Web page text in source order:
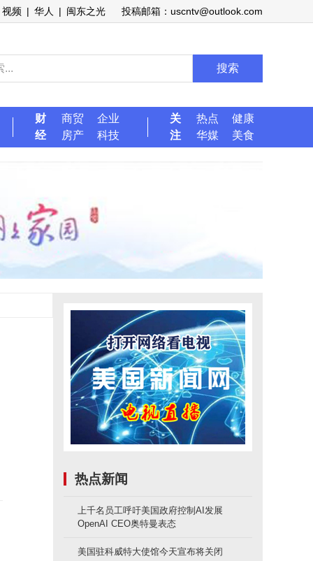
视频 | 华人 | 闽东之光 投稿邮箱：uscntv@outlook.com
搜索
财
经
商贸
企业
房产
科技
关
注
热点
健康
华媒
美食
热点新闻
上千名员工呼吁美国政府控制AI发展
OpenAI CEO奥特曼表态
美国驻科威特大使馆今天宣布将关闭